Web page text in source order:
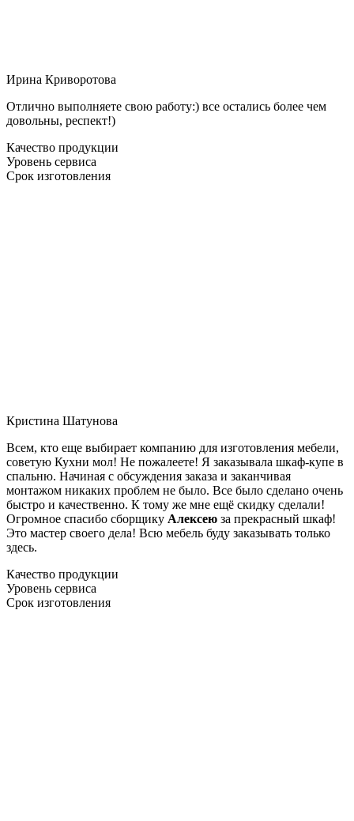
Ирина Криворотова
Отлично выполняете свою работу:) все остались более чем
довольны, респект!)
Качество продукции
Уровень сервиса
Срок изготовления
Кристина Шатунова
Всем, кто еще выбирает компанию для изготовления мебели,
советую Кухни мол! Не пожалеете! Я заказывала шкаф-купе в
спальню. Начиная с обсуждения заказа и заканчивая
монтажом никаких проблем не было. Все было сделано очень
быстро и качественно. К тому же мне ещё скидку сделали!
Огромное спасибо сборщику Алексею за прекрасный шкаф!
Это мастер своего дела! Всю мебель буду заказывать только
здесь.
Качество продукции
Уровень сервиса
Срок изготовления